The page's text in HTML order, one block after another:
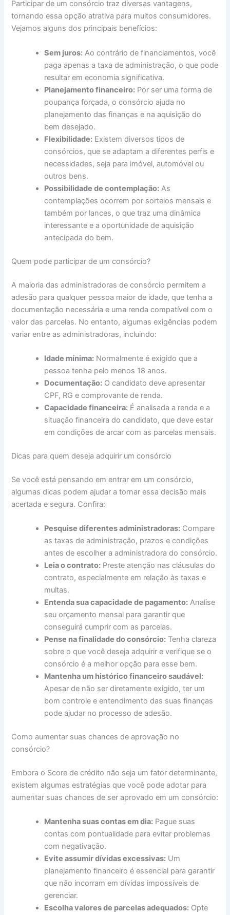
Participar de um consórcio traz diversas vantagens,
tornando essa opção atrativa para muitos consumidores.
Vejamos alguns dos principais benefícios:
Sem juros: Ao contrário de financiamentos, você
paga apenas a taxa de administração, o que pode
resultar em economia significativa.
Planejamento financeiro: Por ser uma forma de
poupança forçada, o consórcio ajuda no
planejamento das finanças e na aquisição do
bem desejado.
Flexibilidade: Existem diversos tipos de
consórcios, que se adaptam a diferentes perfis e
necessidades, seja para imóvel, automóvel ou
outros bens.
Possibilidade de contemplação: As
contemplações ocorrem por sorteios mensais e
também por lances, o que traz uma dinâmica
interessante e a oportunidade de aquisição
antecipada do bem.
Quem pode participar de um consórcio?
A maioria das administradoras de consórcio permitem a
adesão para qualquer pessoa maior de idade, que tenha a
documentação necessária e uma renda compatível com o
valor das parcelas. No entanto, algumas exigências podem
variar entre as administradoras, incluindo:
Idade mínima: Normalmente é exigido que a
pessoa tenha pelo menos 18 anos.
Documentação: O candidato deve apresentar
CPF, RG e comprovante de renda.
Capacidade financeira: É analisada a renda e a
situação financeira do candidato, que deve estar
em condições de arcar com as parcelas mensais.
Dicas para quem deseja adquirir um consórcio
Se você está pensando em entrar em um consórcio,
algumas dicas podem ajudar a tornar essa decisão mais
acertada e segura. Confira:
Pesquise diferentes administradoras: Compare
as taxas de administração, prazos e condições
antes de escolher a administradora do consórcio.
Leia o contrato: Preste atenção nas cláusulas do
contrato, especialmente em relação às taxas e
multas.
Entenda sua capacidade de pagamento: Analise
seu orçamento mensal para garantir que
conseguirá cumprir com as parcelas.
Pense na finalidade do consórcio: Tenha clareza
sobre o que você deseja adquirir e verifique se o
consórcio é a melhor opção para esse bem.
Mantenha um histórico financeiro saudável:
Apesar de não ser diretamente exigido, ter um
bom controle e entendimento das suas finanças
pode ajudar no processo de adesão.
Como aumentar suas chances de aprovação no
consórcio?
Embora o Score de crédito não seja um fator determinante,
existem algumas estratégias que você pode adotar para
aumentar suas chances de ser aprovado em um consórcio:
Mantenha suas contas em dia: Pague suas
contas com pontualidade para evitar problemas
com negativação.
Evite assumir dívidas excessivas: Um
planejamento financeiro é essencial para garantir
que não incorram em dívidas impossíveis de
gerenciar.
Escolha valores de parcelas adequados: Opte